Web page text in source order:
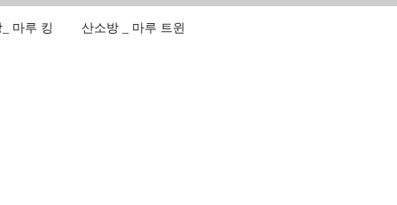
마루 킹 산소방 _ 마루 트윈